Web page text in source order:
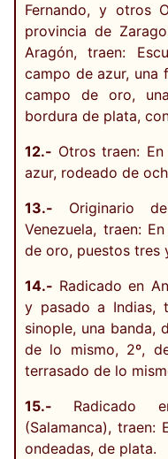
Fernando, y otros
provincia de
Aragón, traen:
campo de azur, una
campo de oro,
bordura de plata,
12.- Otros traen:
azur, rodeado de
13.- Originario
Venezuela, traen:
de oro, puestos tres
14.- Radicado en
y pasado a Indias,
sinople, una banda,
de lo mismo, 2º,
terrasado de lo
15.- Radicado
(Salamanca), traen:
ondeadas, de plata.